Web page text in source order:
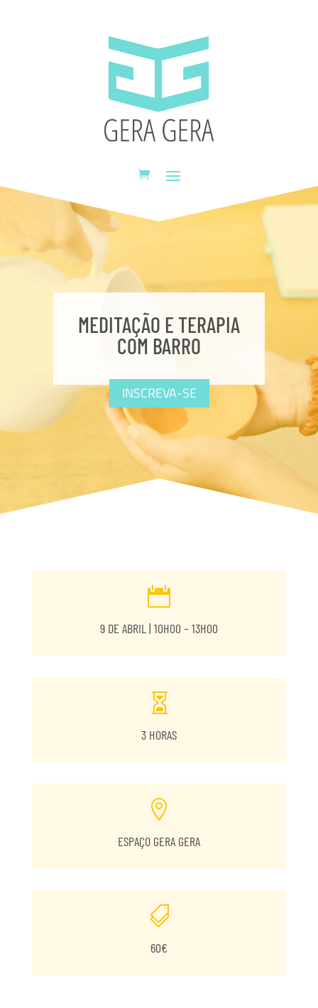
MEDITAÇÃO E TERAPIA
COM BARRO
INSCREVA-SE

9 DE ABRIL | 10H00 – 13H00

3 HORAS

ESPAÇO GERA GERA

60€